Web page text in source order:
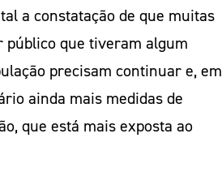
a constatação de que muitas
público que tiveram algum
precisam continuar e, em
ainda mais medidas de
que está mais exposta ao